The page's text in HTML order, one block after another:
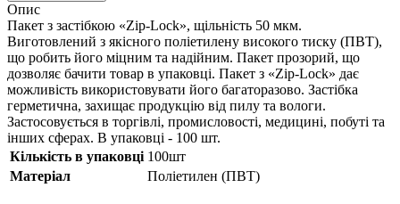
Опис
Пакет з застібкою «Zip-Lock», щільність 50 мкм.
Виготовлений з якісного поліетилену високого тиску (ПВТ),
що робить його міцним та надійним. Пакет прозорий, що
дозволяє бачити товар в упаковці. Пакет з «Zip-Lock» дає
можливість використовувати його багаторазово. Застібка
герметична, захищає продукцію від пилу та вологи.
Застосовується в торгівлі, промисловості, медицині, побуті та
інших сферах. В упаковці - 100 шт.
Кількість в упаковці 100шт
Матеріал
Поліетилен (ПВТ)